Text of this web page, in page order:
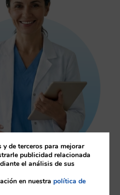
dudas?
de terceros para mejorar
publicidad relacionada
el análisis de sus
en nuestra política de